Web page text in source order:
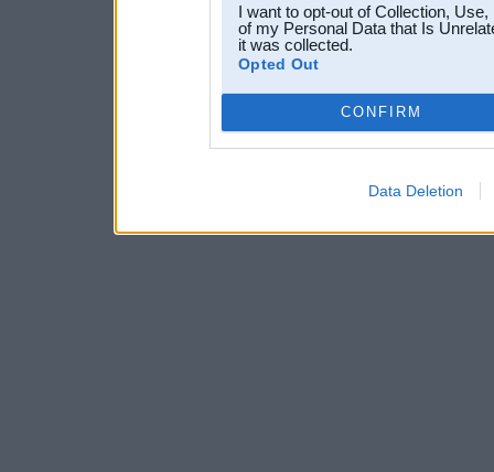
I want to opt-out of Collection,
of my Personal Data that Is
it was collected.
Opted Out
CONFIRM
Data Deletion